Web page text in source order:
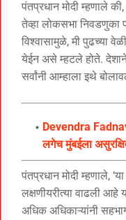
पंतप्रधान मोदी म्हणाले
तेव्हा लोकसभा निवडणुका
विश्वासामुळे, मी पुढच्या
येईन असे म्हटले होते. देशाने
सर्वांनी आम्हाला इथे
Devendra
लगेच मुंबईला
पंतप्रधान मोदी म्हणाले, ‘या
लक्षणीयरीत्या वाढली
अधिक अधिकाऱ्यांनी